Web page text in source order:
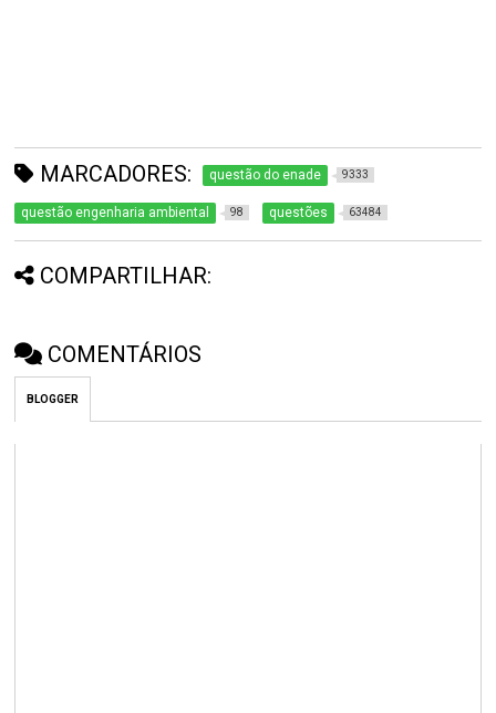
MARCADORES: questão do enade 9333
questão engenharia ambiental 98 questões 63484
COMPARTILHAR:
COMENTÁRIOS
BLOGGER